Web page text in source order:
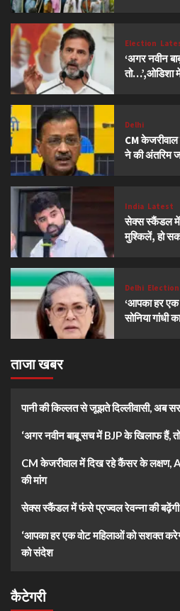
Election
‘अगर नवीन
तो…’,ओडिशा
Delhi
CM
ने की अंतरिम
India Latest
सेक्स स्कैंडल में
मुश्किलें, हो
Delhi Election
‘आपका हर एक
सोनिया गांधी
ताजा खबर
पानी की किल्लत से जूझते दिल्लीवासी, अब
‘अगर नवीन बाबू सच में BJP के खिलाफ हैं,
CM केजरीवाल में दिख रहे कैंसर के लक्षण,
की मांग
सेक्स स्कैंडल में फंसे प्रज्वल रेवन्ना की
‘आपका हर एक वोट महिलाओं को सशक्त
को संदेश
कैटेगरी